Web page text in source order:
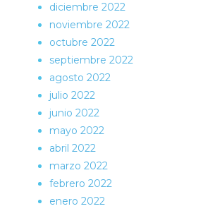
diciembre 2022
noviembre 2022
octubre 2022
septiembre 2022
agosto 2022
julio 2022
junio 2022
mayo 2022
abril 2022
marzo 2022
febrero 2022
enero 2022